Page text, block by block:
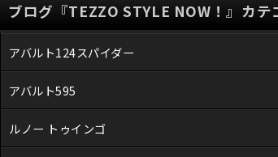
ブログ『TEZZO STYLE NOW！』カテ
アバルト124スパイダー
アバルト595
ルノー トゥインゴ